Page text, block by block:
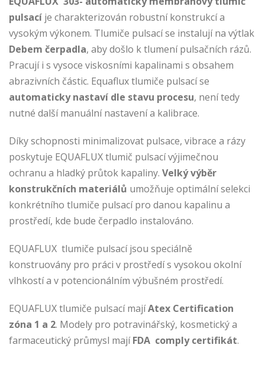
pulsací je charakterizován robustní konstrukcí a
vysokým výkonem. Tlumiče pulsací se instalují na výtlak
Debem čerpadla, aby došlo k tlumení pulsačních rázů.
Pracují i s vysoce viskosními kapalinami s obsahem
abrazivních částic. Equaflux tlumiče pulsací se
automaticky nastaví dle stavu procesu, není tedy
nutné další manuální nastavení a kalibrace.
Díky schopnosti minimalizovat pulsace, vibrace a rázy
poskytuje EQUAFLUX tlumič pulsací výjimečnou
ochranu a hladký průtok kapaliny. Velký výběr
konstrukčních materiálů umožňuje optimální selekci
konkrétního tlumiče pulsací pro danou kapalinu a
prostředí, kde bude čerpadlo instalováno.
EQUAFLUX tlumiče pulsací jsou speciálně
konstruovány pro práci v prostředí s vysokou okolní
vlhkostí a v potencionálním výbušném prostředí.
EQUAFLUX tlumiče pulsací majíAtex Certification
zóna 1 a 2. Modely pro potravinářský, kosmetický a
farmaceutický průmysl majíFDA comply certifikát.